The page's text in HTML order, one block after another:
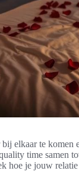
elkaar te
time samen
hoe je jouw